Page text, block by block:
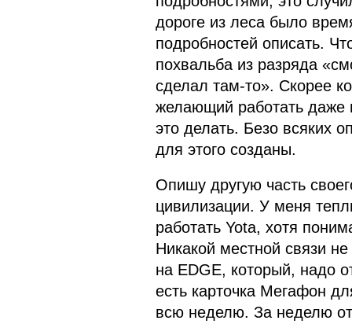
дороге из леса было
подробностей описать.
похвальба из разряда
сделал там-то». Скорее
желающий работать даже
это делать. Безо всяких
для этого созданы.
Опишу другую часть
цивилизации. У меня
работать Yota, хотя
Никакой местной связи
на EDGE, который, надо
есть карточка Мегафон
всю неделю. За неделю